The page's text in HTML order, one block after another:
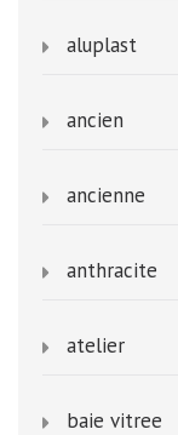
aluplast
ancien
ancienne
anthracite
atelier
baie vitree